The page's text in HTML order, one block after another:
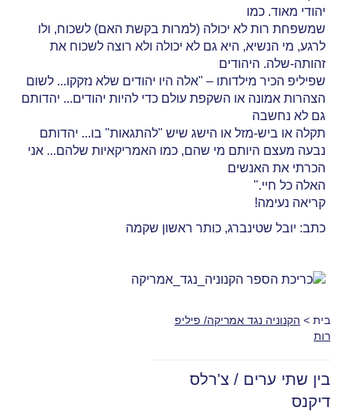
יהודי מאוד. כמו
שמשפחת רות לא יכולה (למרות בקשת האם) לשכוח, ולו
לרגע, מי הנשיא, היא גם לא יכולה ולא רוצה לשכוח את
זהותה-שלה. היהודים
שפיליפ הכיר מילדותו – "אלה היו יהודים שלא נזקקו... לשום
הצהרות אמונה או השקפת עולם כדי להיות יהודים... יהדותם
גם לא נחשבה
תקלה או ביש-מזל או הישג שיש "להתגאות" בו... יהדותם
נבעה מעצם היותם מי שהם, כמו האמריקאיות שלהם... אני
הכרתי את האנשים
האלה כל חיי."
קריאה נעימה!
כתב: יובל שטינברג, כותר ראשון שקמה
בית > הקנוניה נגד אמריקה/ פיליפ
רות
בין שתי ערים / צ'רלס
דיקנס